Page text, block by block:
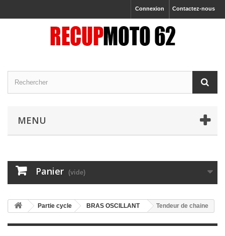
Contactez-nous
Connexion
MENU
Panier (vide)
Partie cycle BRAS OSCILLANT Tendeur de chaine